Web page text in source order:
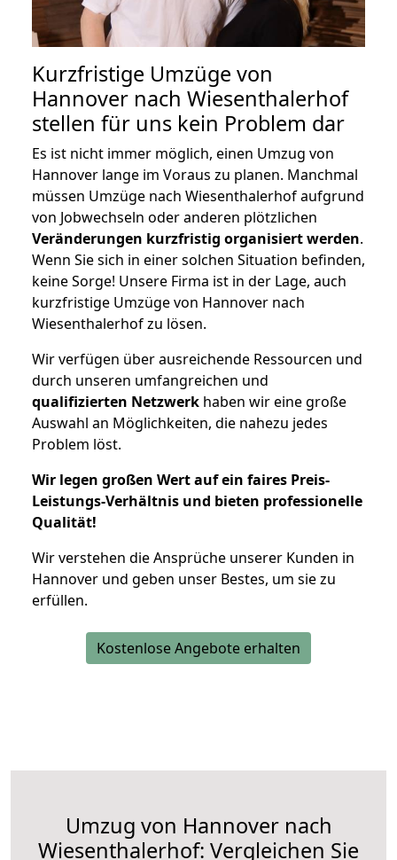
Kurzfristige Umzüge von
Hannover nach Wiesenthalerhof
stellen für uns kein Problem dar
Es ist nicht immer möglich, einen Umzug von
Hannover lange im Voraus zu planen. Manchmal
müssen Umzüge nach Wiesenthalerhof aufgrund
von Jobwechseln oder anderen plötzlichen
Veränderungen kurzfristig organisiert werden.
Wenn Sie sich in einer solchen Situation befinden,
keine Sorge! Unsere Firma ist in der Lage, auch
kurzfristige Umzüge von Hannover nach
Wiesenthalerhof zu lösen.
Wir verfügen über ausreichende Ressourcen und
durch unseren umfangreichen und
qualifizierten Netzwerk haben wir eine große
Auswahl an Möglichkeiten, die nahezu jedes
Problem löst.
Wir legen großen Wert auf ein faires Preis-
Leistungs-Verhältnis und bieten professionelle
Qualität!
Wir verstehen die Ansprüche unserer Kunden in
Hannover und geben unser Bestes, um sie zu
erfüllen.
Kostenlose Angebote erhalten
Umzug von Hannover nach
Wiesenthalerhof: Vergleichen Sie